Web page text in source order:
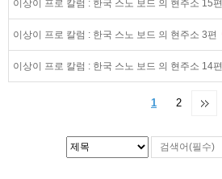
이상이 프로 칼럼 : 한국 스노 보드 의 현주소 15편
이상이 프로 칼럼 : 한국 스노 보드 의 현주소 3편
이상이 프로 칼럼 : 한국 스노 보드 의 현주소 14편
1 2